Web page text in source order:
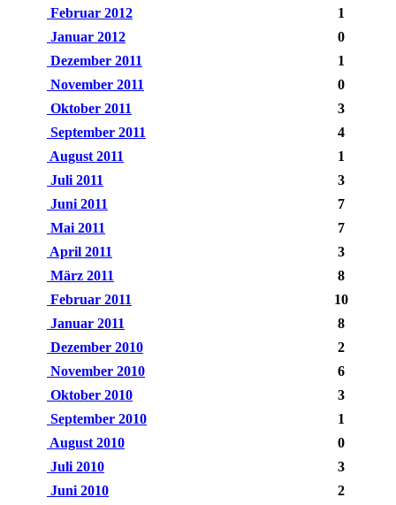
Februar 2012
1
Januar 2012
0
Dezember 2011
1
November 2011
0
Oktober 2011
3
September 2011
4
August 2011
1
Juli 2011
3
Juni 2011
7
Mai 2011
7
April 2011
3
März 2011
8
Februar 2011
10
Januar 2011
8
Dezember 2010
2
November 2010
6
Oktober 2010
3
September 2010
1
August 2010
0
Juli 2010
3
Juni 2010
2